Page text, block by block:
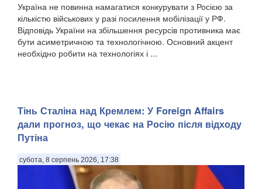
Україна не повинна намагатися конкурувати з Росією за
кількістю військових у разі посилення мобілізації у РФ.
Відповідь України на збільшення ресурсів противника має
бути асиметричною та технологічною. Основний акцент
необхідно робити на технологіях і ...
Тінь Сталіна над Кремлем: У Foreign Affairs
дали прогноз, що чекає на Росію після відходу
Путіна
субота, 8 серпень 2026, 17:38